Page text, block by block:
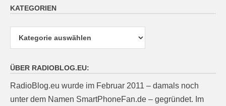
KATEGORIEN
ÜBER RADIOBLOG.EU:
RadioBlog.eu wurde im Februar 2011 – damals noch
unter dem Namen SmartPhoneFan.de – gegründet. Im